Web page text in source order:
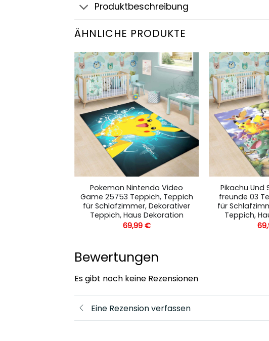
Produktbeschreibung
ÄHNLICHE PRODUKTE
Pokemon Nintendo Video
Game 25753 Teppich, Teppich
für Schlafzimmer, Dekorativer
Teppich, Haus Dekoration
69,99 €
Pikachu Und
freunde 03
für
Teppich,
Bewertungen
Es gibt noch keine Rezensionen
Eine Rezension verfassen